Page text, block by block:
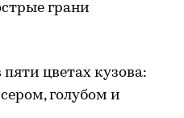
грани
цветах кузова:
голубом и